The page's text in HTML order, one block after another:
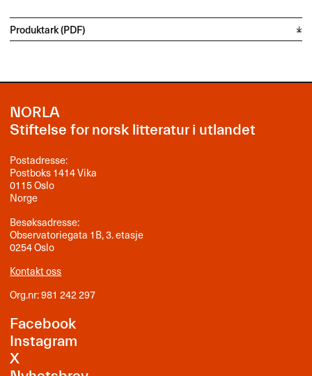
Produktark (PDF)
NORLA
Stiftelse for norsk litteratur i utlandet
Postadresse:
Postboks 1414 Vika
0115 Oslo
Norge
Besøksadresse:
Observatoriegata 1B, 3. etasje
0254 Oslo
Kontakt oss
Org.nr: 981 242 297
Facebook
Instagram
X